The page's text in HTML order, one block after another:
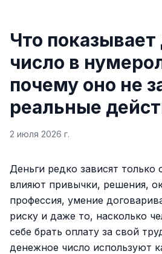
Что
число в
почему оно не
реальные
2 июля 2026 г.
Деньги редко зависят только
влияют привычки, решения,
профессия, умение
риску и даже то, насколько
себе брать оплату за свой
денежное число используют